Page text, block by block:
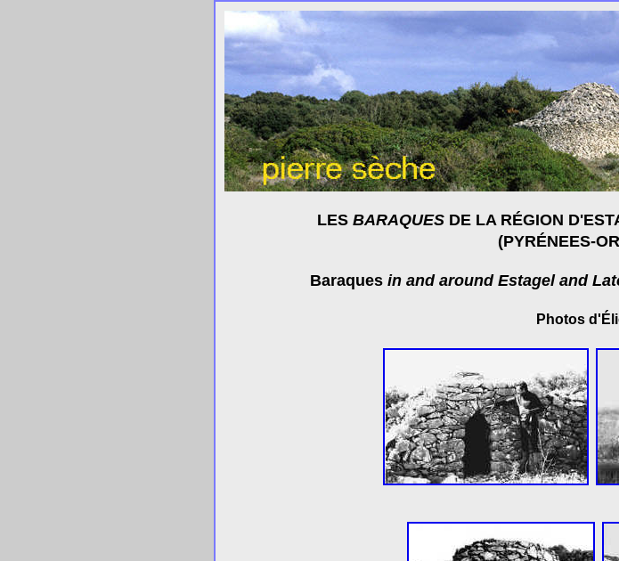
LES BARAQUES DE LA RÉGION
(PYRÉNEES-
Baraquesin and around Estagel and
Photos